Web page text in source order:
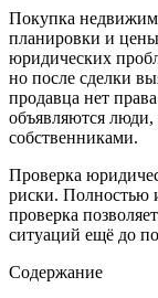
Покупка
планировки и
юридических
но после сделки
продавца нет
объявляются
собственниками.
Проверка
риски. Полностью
проверка
ситуаций ещё до
Содержание